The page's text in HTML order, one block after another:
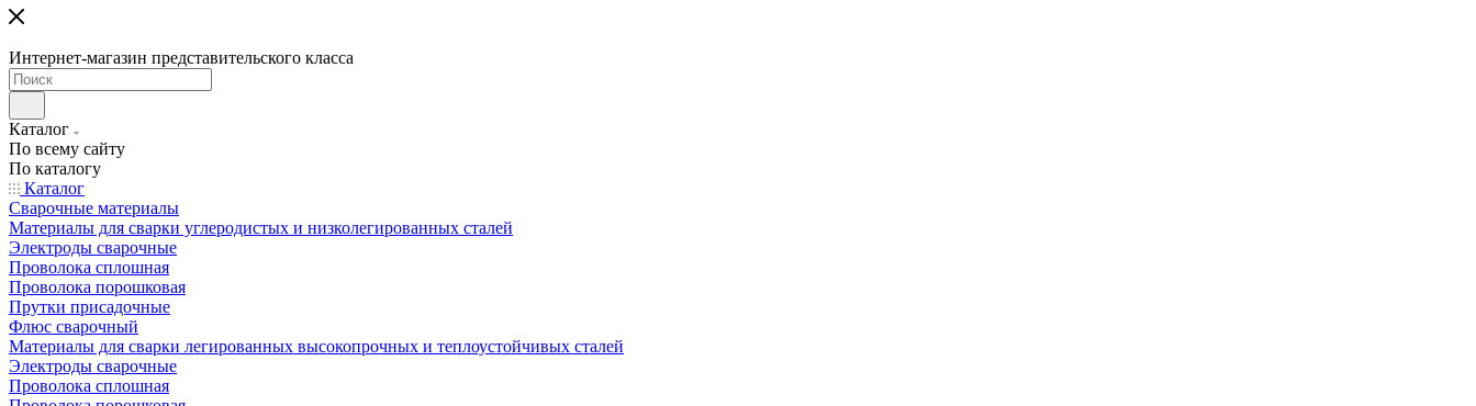
Интернет-магазин представительского класса
Каталог
По всему сайту
По каталогу
Каталог
Сварочные материалы
Материалы для сварки углеродистых и низколегированных сталей
Электроды сварочные
Проволока сплошная
Проволока порошковая
Прутки присадочные
Флюс сварочный
Материалы для сварки легированных высокопрочных и теплоустойчивых сталей
Электроды сварочные
Проволока сплошная